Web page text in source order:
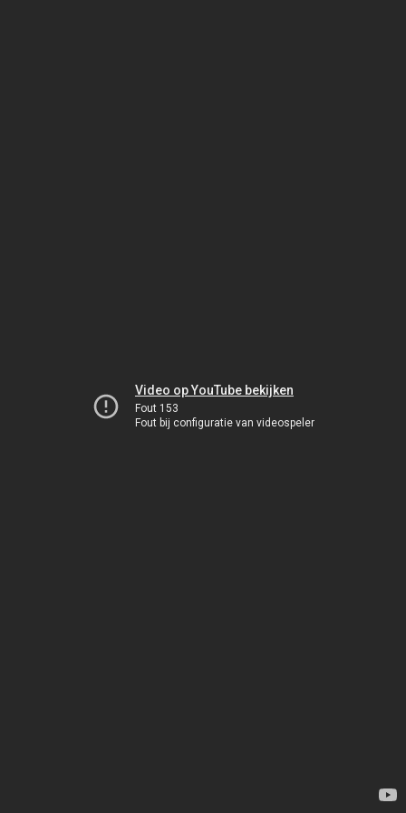
Video op YouTube bekijken
Fout 153
Fout bij configuratie van videospeler